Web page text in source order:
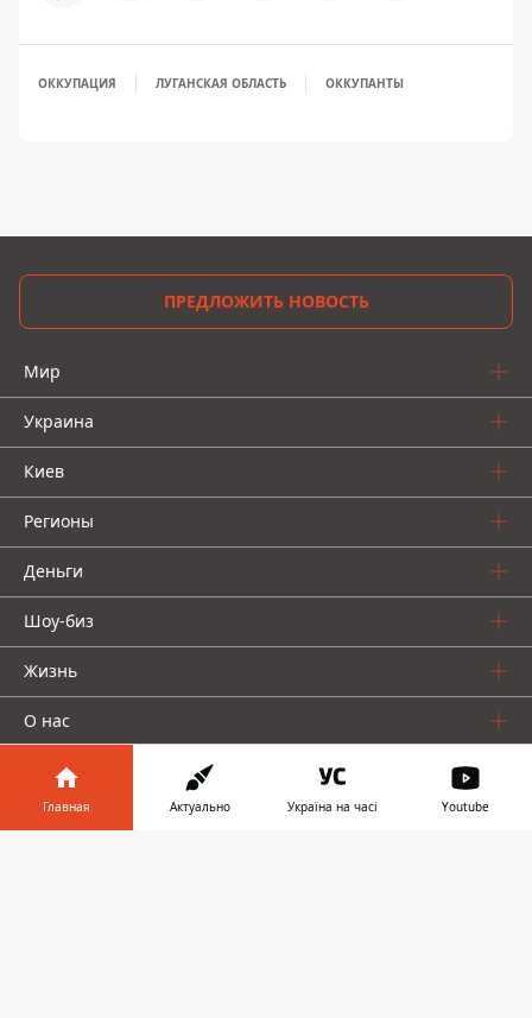
ОККУПАЦИЯ ЛУГАНСКАЯ ОБЛАСТЬ ОККУПАНТЫ
ПРЕДЛОЖИТЬ НОВОСТЬ
Мир
Украина
Киев
Регионы
Деньги
Шоу-биз
Жизнь
О нас
Главная Актуально Україна на часі Youtube